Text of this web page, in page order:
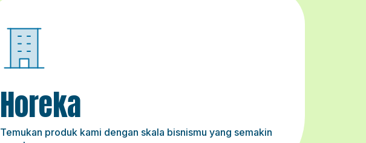
Horeka
Temukan produk kami dengan skala bisnismu yang semakin